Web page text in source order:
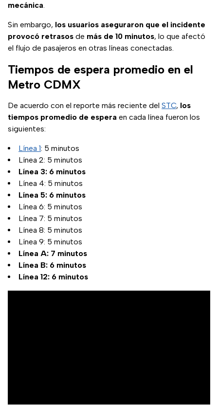
mecánica.
Sin embargo, los usuarios aseguraron que el incidente
provocó retrasos de más de 10 minutos, lo que afectó
el flujo de pasajeros en otras líneas conectadas.
Tiempos de espera promedio en el
Metro CDMX
De acuerdo con el reporte más reciente del STC, los
tiempos promedio de espera en cada línea fueron los
siguientes:
Línea 1: 5 minutos
Línea 2: 5 minutos
Línea 3: 6 minutos
Línea 4: 5 minutos
Línea 5: 6 minutos
Línea 6: 5 minutos
Línea 7: 5 minutos
Línea 8: 5 minutos
Línea 9: 5 minutos
Línea A: 7 minutos
Línea B: 6 minutos
Línea 12: 6 minutos